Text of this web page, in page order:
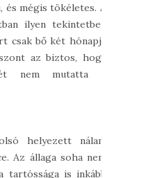
mégis tökéletes. A
ilyen tekintetben
csak bő két hónapja
az biztos, hogy
nem mutatta a
helyezett nálam
Az állaga soha nem
tartóssága is inkább